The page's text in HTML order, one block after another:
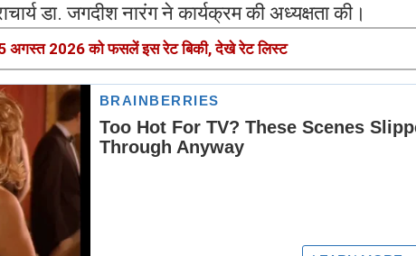
डा. जगदीश नारंग ने कार्यक्रम की अध्यक्षता की।
5 अगस्त 2026 को फसलें इस रेट बिकी, देखे रेट लिस्ट